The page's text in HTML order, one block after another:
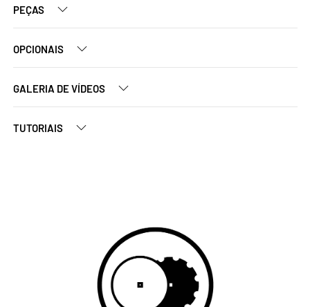
PEÇAS
OPCIONAIS
GALERIA DE VÍDEOS
TUTORIAIS